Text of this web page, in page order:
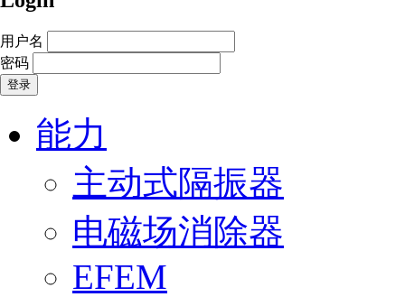
用户名
密码
登录
引
能力
主动式隔振器
电磁场消除器
EFEM